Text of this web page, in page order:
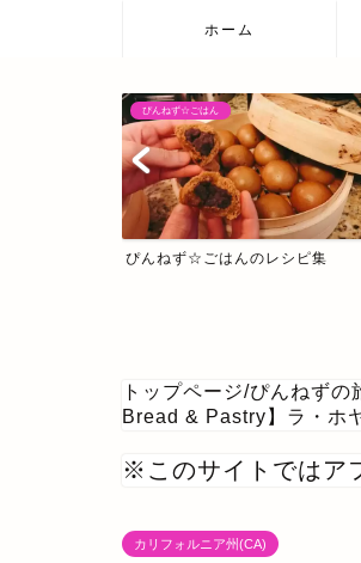
ホーム
アメリカ合衆国
ぴんねずの旅のしおり・旅行記一
トップページ/ぴんねずの
Bread & Pastry】ラ・ホ
※このサイトではア
カリフォルニア州(CA)